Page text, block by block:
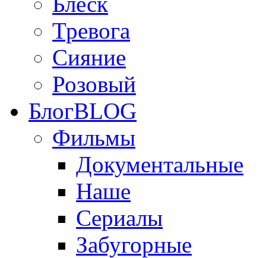
Тревога
Сияние
Розовый
БлогBLOG
Фильмы
Документальные
Наше
Сериалы
Забугорные